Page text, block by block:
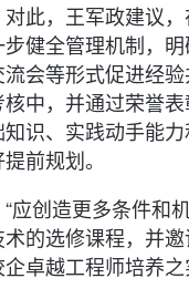
对此，王军政建议
步健全管理机制，
会等形式促进经
中，并通过荣誉
识、实践动手能
前规划。
“应创造更多条件和
的选修课程，并
卓越工程师培养之